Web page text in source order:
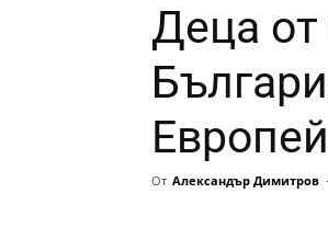
Деца
От Александър Димитров -